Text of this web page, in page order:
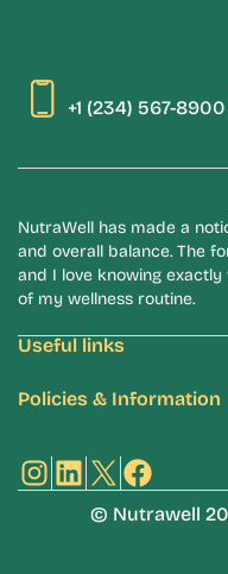
+1 (234) 567-8900
NutraWell has made a
and overall balance. The
and I love knowing
of my wellness routine.
Useful links
Policies & Information
© Nutrawell
Instagram
LinkedIn
X Facebook